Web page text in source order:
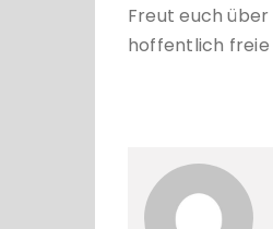
Freut euch
hoffentlich freie